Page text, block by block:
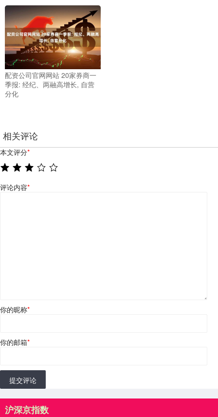
配资公司官网网站 20家券商一
季报: 经纪、两融高增长, 自营
分化
相关评论
本文评分*
评论内容*
你的昵称*
你的邮箱*
提交评论
沪深京指数